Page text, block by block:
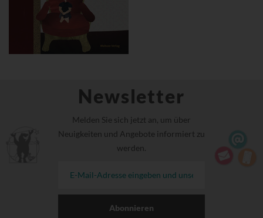
Newsletter
Melden Sie sich jetzt an, um über
Neuigkeiten und Angebote informiert zu
werden.
Abonnieren